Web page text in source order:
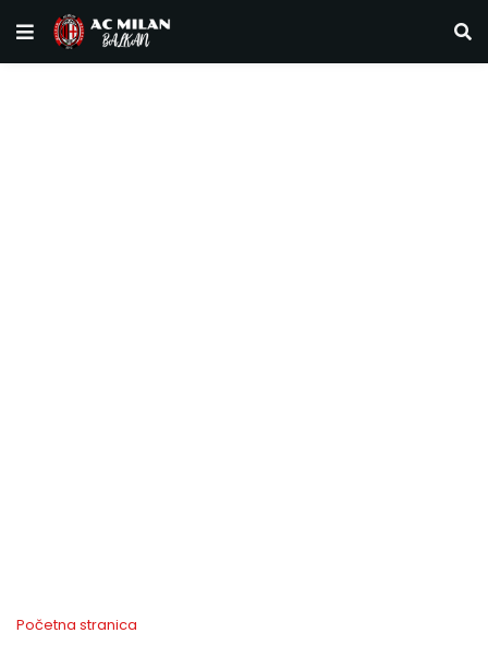
Početna stranica